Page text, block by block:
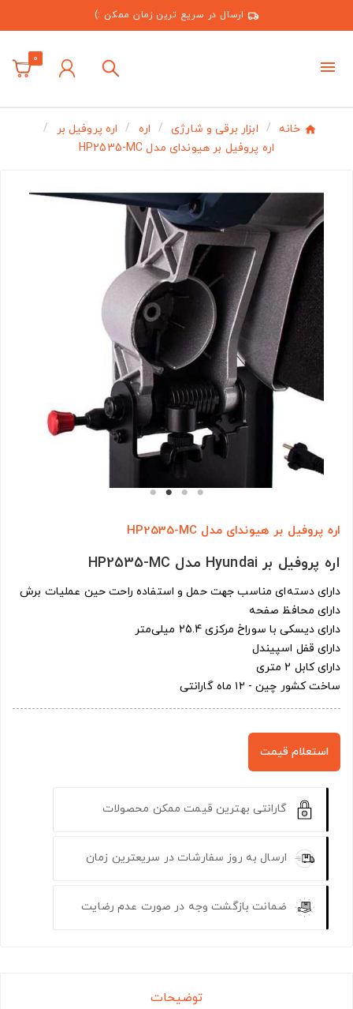
ارسال در سریع ترین زمان ممکن :)
0
خانه ابزار برقی و شارژی اره
اره پروفیل بر
اره پروفیل بر هیوندای مدل HP2535-MC
اره پروفیل بر هیوندای مدل HP2535-MC
اره پروفیل بر Hyundai مدل HP2535-MC
دارای دسته‌ای مناسب جهت حمل و استفاده راحت حین عملیات برش
دارای محافظ صفحه
دارای دیسکی با سوراخ مرکزی 25.4 میلی‌متر
دارای قفل اسپیندل
دارای کابل 2 متری
ساخت کشور چین - ۱۲ ماه گارانتی
استعلام قیمت
گارانتی بهترین قیمت ممکن محصولات
ارسال به روز سفارشات در سریعترین زمان
ضمانت بازگشت وجه در صورت عدم رضایت
توضیحات